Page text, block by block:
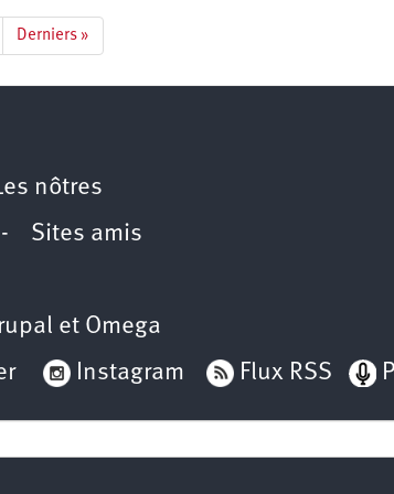
Dernière
page
Derniers »
nôtres
Sites amis
et Omega
Instagram Flux RSS